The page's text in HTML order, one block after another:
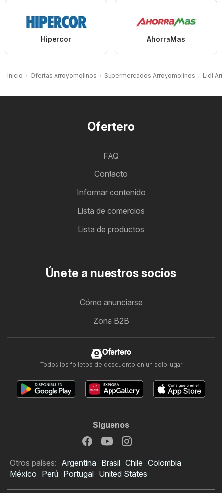
Hipercor AhorraMas
Inicio Ofertas Arroyomolinos Supermercados Arroyomolinos Lidl
Ofertero
FAQ
Contacto
Informar contenido
Lista de comercios
Lista de productos
Únete a nuestros socios
Cómo anunciarse
Zona B2B
Ofertero
Todos los folletos de descuento en un solo lugar
Síguenos
Otros países: Argentina Brasil Chile Colombia
México Perú Portugal United States